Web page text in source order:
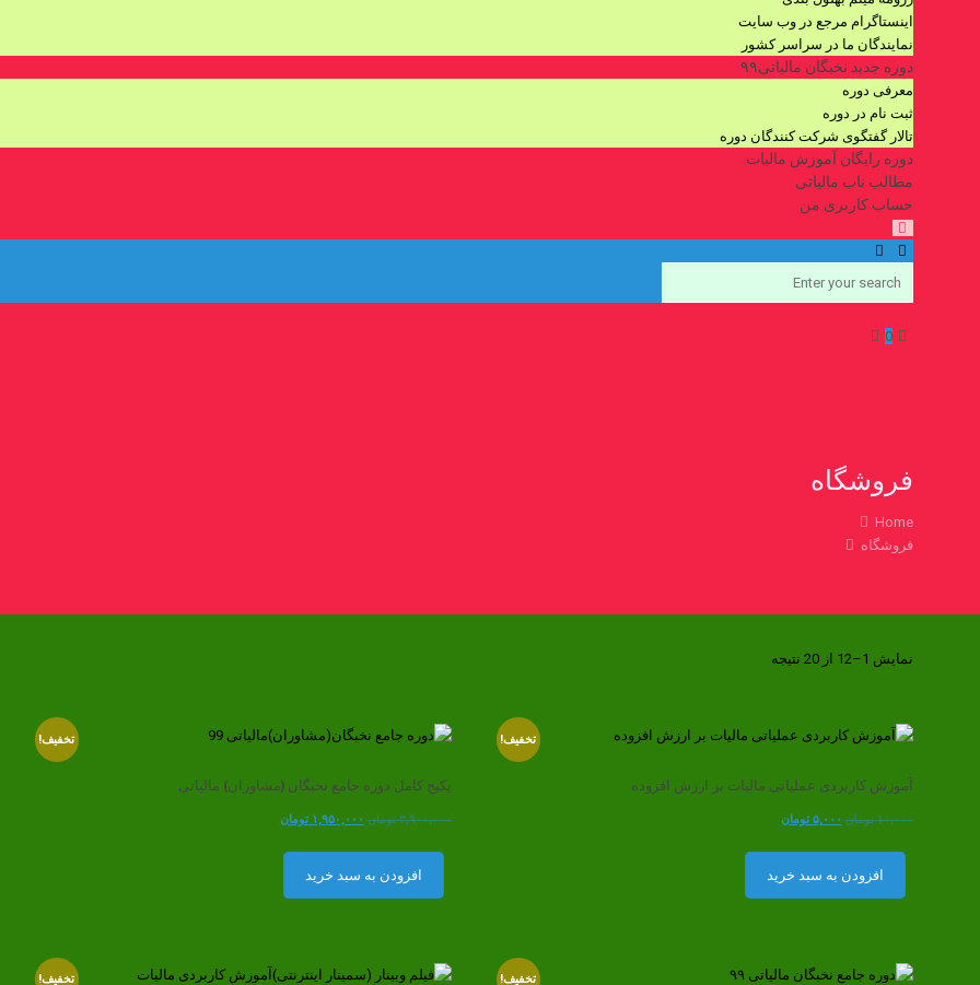
اینستاگرام مرجع در وب سایت
نمایندگان ما در سراسر کشور
دوره جدید نخبگان مالیاتی۹۹
معرفی دوره
ثبت نام در دوره
تالار گفتگوی شرکت کنندگان دوره
دوره رایگان آموزش مالیات
مطالب ناب مالیاتی
حساب کاربری من
0
فروشگاه
Home
فروشگاه
نمایش 1–12 از 20 نتیجه
تخفیف!
آموزش کاربردی عملیاتی مالیات بر ارزش افزوده
۱۰,۰۰۰ تومان قیمت
بود.
۵,۰۰۰ تومانقیمت
است.
افزودن به سبد خرید
تخفیف!
پکیج کامل دوره جامع نخبگان (مشاوران) مالیاتی
۳,۹۰۰,۰۰۰ تومان قیمت
بود.
۱,۹۵۰,۰۰۰ تومانقیمت
افزودن به سبد خرید
تخفیف! تخفیف!